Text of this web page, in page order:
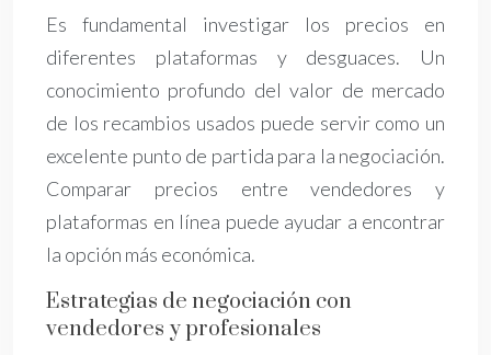
Es fundamental investigar los precios en
diferentes plataformas y desguaces. Un
conocimiento profundo del valor de mercado
de los recambios usados puede servir como un
excelente punto de partida para la negociación.
Comparar precios entre vendedores y
plataformas en línea puede ayudar a encontrar
la opción más económica.
Estrategias de negociación con
vendedores y profesionales